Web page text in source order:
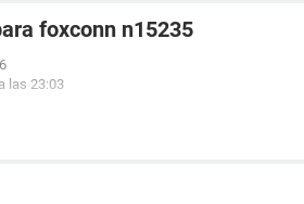
foxconn n15235
las 23:03